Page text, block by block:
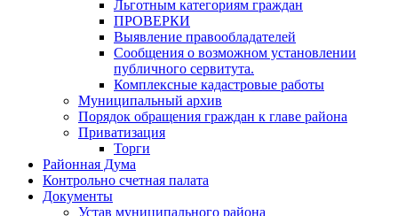
Льготным категориям граждан
ПРОВЕРКИ
Выявление правообладателей
Сообщения о возможном установлении
публичного сервитута.
Комплексные кадастровые работы
Муниципальный архив
Порядок обращения граждан к главе района
Приватизация
Торги
Районная Дума
Контрольно счетная палата
Документы
Устав муниципального района